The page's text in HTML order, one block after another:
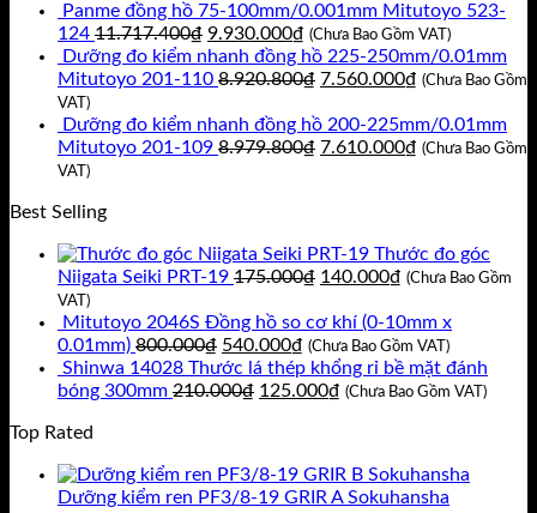
4.950.000₫.là:
3.700.000₫.
Panme đồng hồ 75-100mm/0.001mm Mitutoyo 523-
124 11.717.400₫ Giá
gốc
là:
9.930.000₫ Giá
hiện
tại
9.930.000₫.
(Chưa Bao Gồm VAT)
Dưỡng đo kiểm nhanh đồng hồ 225-250mm/0.01mm
Mitutoyo 201-110 8.920.800₫ Giá
là:
8.920.800₫.
7.560.000₫ Giá
tại
là:
(Chưa Bao Gồm
VAT)
Dưỡng đo kiểm nhanh đồng hồ 200-225mm/0.01mm
Mitutoyo 201-109 8.979.800₫ Giá
7.610.000₫ Giá
(Chưa Bao Gồm
VAT)
Best Selling
Thước đo góc
Niigata Seiki PRT-19 175.000₫ Giá
là:
175.000₫.
140.000₫ Giá
tại
là:
140.000₫.
(Chưa Bao Gồm
VAT)
Mitutoyo 2046S Đồng hồ so cơ khí (0-10mm x
0.01mm) 800.000₫ Giá
gốc
là:
540.000₫ Giá
hiện
tại
(Chưa Bao Gồm VAT)
Shinwa 14028 Thước lá thép khổng rỉ bề mặt đánh
bóng 300mm 210.000₫ Giá
125.000₫ Giá
125.000₫.
(Chưa Bao Gồm VAT)
Top Rated
Dưỡng kiểm ren PF3/8-19 GRIR A Sokuhansha